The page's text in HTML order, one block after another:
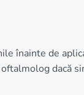
înainte de
dacă